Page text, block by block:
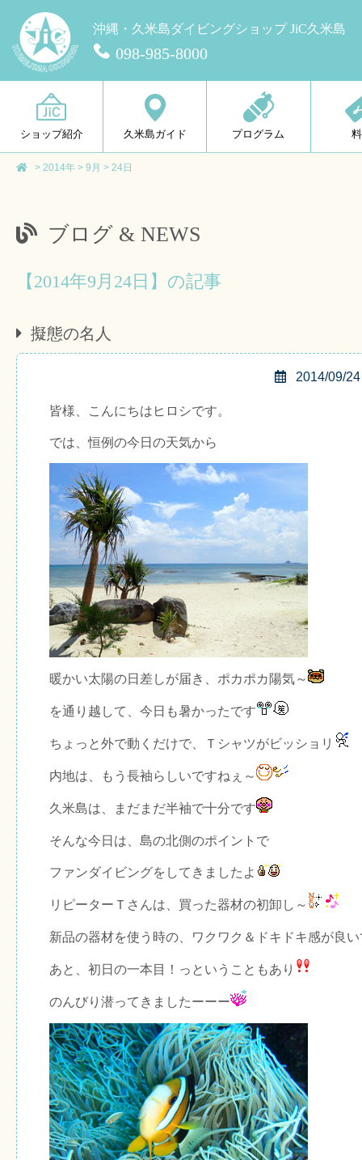
沖縄・久米島ダイビングショップ JiC久米島
098-985-8000
ショップ紹介 久米島ガイド プログラム
> 2014年 > 9月 > 24日
ブログ & NEWS
【2014年9月24日】の記事
擬態の名人
2014/09/24
皆様、こんにちはヒロシです。
では、恒例の今日の天気から
暖かい太陽の日差しが届き、ポカポカ陽気～
を通り越して、今日も暑かったです
ちょっと外で動くだけで、Ｔシャツがビッショリ
内地は、もう長袖らしいですねぇ～
久米島は、まだまだ半袖で十分です
そんな今日は、島の北側のポイントで
ファンダイビングをしてきましたよ
リピーターＴさんは、買った器材の初卸し～
新品の器材を使う時の、ワクワク＆ドキドキ感が良
あと、初日の一本目！っということもあり
のんびり潜ってきましたーーー